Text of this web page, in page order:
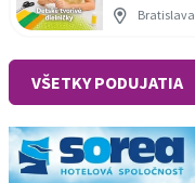
Bratislava
VŠETKY PODUJATIA